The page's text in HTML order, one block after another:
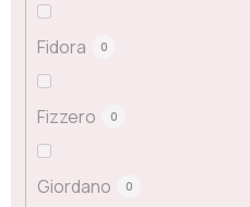
Fidora 0
Fizzero 0
Giordano 0